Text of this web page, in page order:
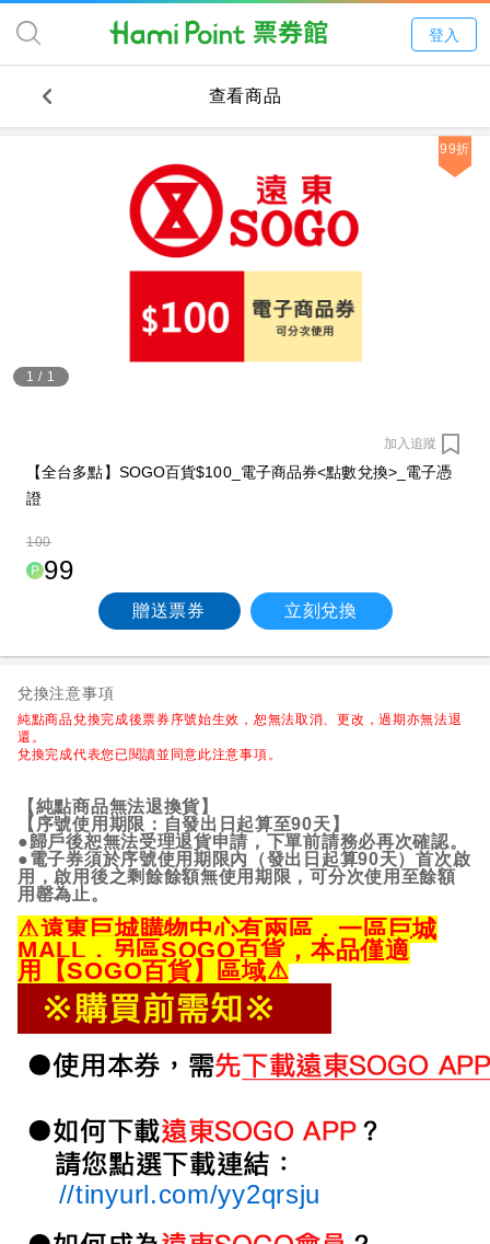
登入
查看商品
1 / 1
99折
加入追蹤
【全台多點】SOGO百貨$100_電子商品券<點數兌換>_電子憑
證
100
99
贈送票券 立刻兌換
兌換注意事項
純點商品兌換完成後票券序號始生效，恕無法取消、更改，過期亦無法退
還。
兌換完成代表您已閱讀並同意此注意事項。
【純點商品無法退換貨】
【序號使用期限：自發出日起算至90天】
●歸戶後恕無法受理退貨申請，下單前請務必再次確認。
●電子券須於序號使用期限內（發出日起算90天）首次啟
用，啟用後之剩餘餘額無使用期限，可分次使用至餘額
用罄為止。
⚠遠東巨城購物中心有兩區，一區巨城
MALL，另區SOGO百貨，本品僅適
用【SOGO百貨】區域⚠
//tinyurl.com/yy2qrsju